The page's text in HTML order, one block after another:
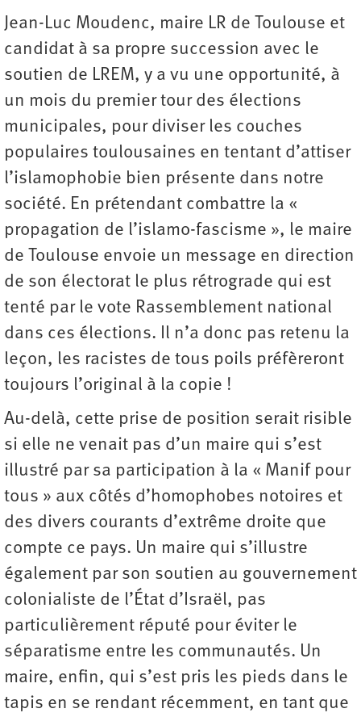
Jean-Luc Moudenc, maire LR de Toulouse et
candidat à sa propre succession avec le
soutien de LREM, y a vu une opportunité, à
un mois du premier tour des élections
municipales, pour diviser les couches
populaires toulousaines en tentant d’attiser
l’islamophobie bien présente dans notre
société. En prétendant combattre la «
propagation de l’islamo-fascisme », le maire
de Toulouse envoie un message en direction
de son électorat le plus rétrograde qui est
tenté par le vote Rassemblement national
dans ces élections. Il n’a donc pas retenu la
leçon, les racistes de tous poils préfèreront
toujours l’original à la copie !
Au-delà, cette prise de position serait risible
si elle ne venait pas d’un maire qui s’est
illustré par sa participation à la « Manif pour
tous » aux côtés d’homophobes notoires et
des divers courants d’extrême droite que
compte ce pays. Un maire qui s’illustre
également par son soutien au gouvernement
colonialiste de l’État d’Israël, pas
particulièrement réputé pour éviter le
séparatisme entre les communautés. Un
maire, enfin, qui s’est pris les pieds dans le
tapis en se rendant récemment, en tant que